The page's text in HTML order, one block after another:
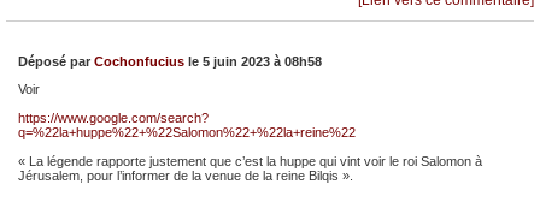
Déposé par Cochonfucius le 5 juin 2023 à 08h58
Voir
https://www.google.com/search?
q=%22la+huppe%22+%22Salomon%22+%22la+reine%22
« La légende rapporte justement que c’est la huppe qui vint voir le roi Salomon à
Jérusalem, pour l’informer de la venue de la reine Bilqis ».